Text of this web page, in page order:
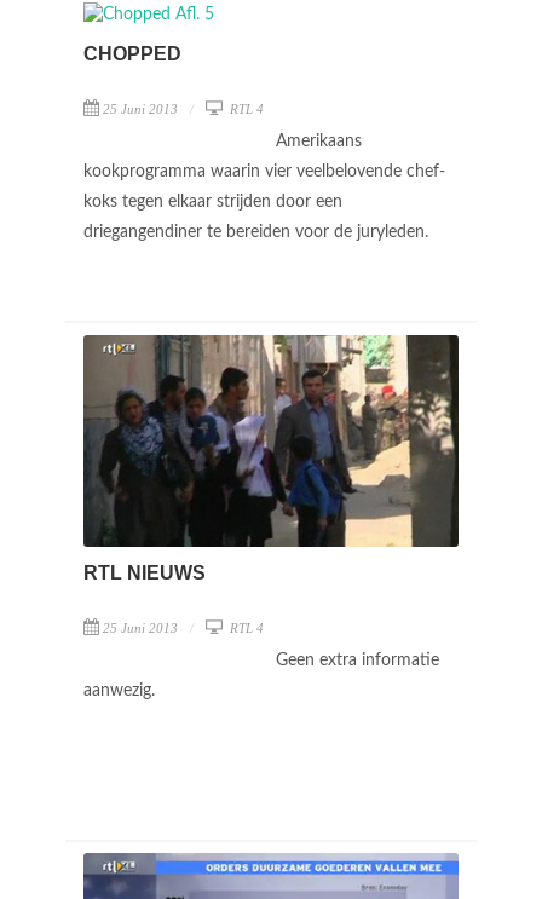
CHOPPED
25 Juni 2013 RTL 4
Amerikaans
kookprogramma waarin vier veelbelovende chef-
koks tegen elkaar strijden door een
driegangendiner te bereiden voor de juryleden.
RTL NIEUWS
25 Juni 2013 RTL 4
Geen extra informatie
aanwezig.